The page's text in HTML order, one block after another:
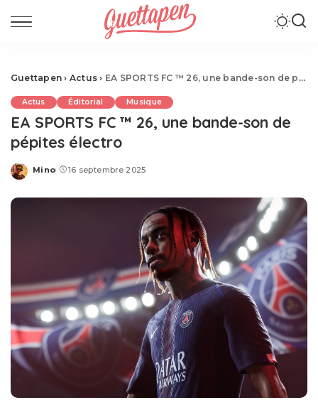
Guettapen › Actus › EA SPORTS FC ™ 26, une bande-son de pépites électro
Actus Éditorial Musique
EA SPORTS FC ™ 26, une bande-son de
pépites électro
Posted
Mino 16 septembre 2025